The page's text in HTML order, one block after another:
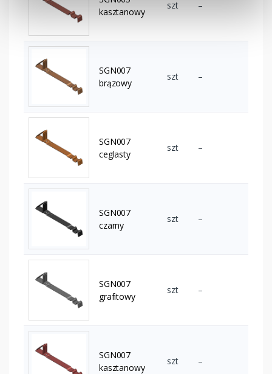
kasztanowy
szt –
SGN007
brązowy
szt –
SGN007
ceglasty
szt –
SGN007
czarny
szt –
SGN007
grafitowy
szt –
SGN007
kasztanowy
szt –